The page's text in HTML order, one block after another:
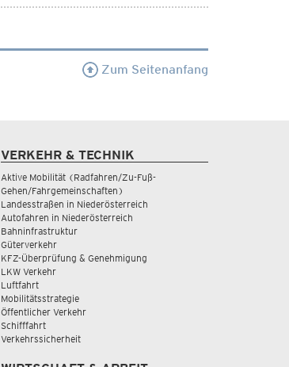
Zum Seitenanfang
VERKEHR & TECHNIK
Aktive Mobilität (Radfahren/Zu-Fuß-
Gehen/Fahrgemeinschaften)
Landesstraßen in Niederösterreich
Autofahren in Niederösterreich
Bahninfrastruktur
Güterverkehr
KFZ-Überprüfung & Genehmigung
LKW Verkehr
Luftfahrt
Mobilitätsstrategie
Öffentlicher Verkehr
Schifffahrt
Verkehrssicherheit